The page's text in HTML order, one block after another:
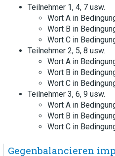
Teilnehmer 1, 4, 7 usw.
Wort A in
Wort B in
Wort C in
Teilnehmer 2, 5, 8 usw.
Wort A in
Wort B in
Wort C in
Teilnehmer 3, 6, 9 usw.
Wort A in
Wort B in
Wort C in
Gegenbalancieren